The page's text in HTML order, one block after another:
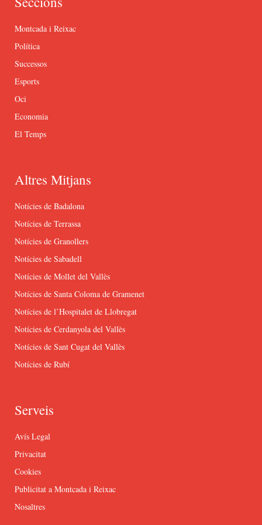
Montcada i Reixac
Política
Successos
Esports
Oci
Economia
El Temps
Altres Mitjans
Notícies de Badalona
Notícies de Terrassa
Notícies de Granollers
Notícies de Sabadell
Notícies de Mollet del Vallès
Notícies de Santa Coloma de Gramenet
Notícies de l’Hospitalet de Llobregat
Notícies de Cerdanyola del Vallès
Notícies de Sant Cugat del Vallès
Notícies de Rubí
Serveis
Avís Legal
Privacitat
Cookies
Publicitat a Montcada i Reixac
Nosaltres